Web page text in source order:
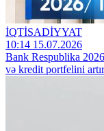
İQTİSADİYYAT
10:14 15.07.2026
Bank Respublika
və kredit portfelini